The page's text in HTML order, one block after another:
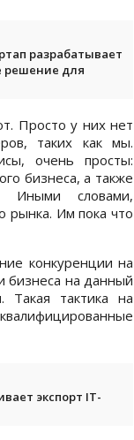
разрабатывает
решение для
Просто у них нет
таких как мы.
очень просты:
бизнеса, а также
Иными словами,
рынка. Им пока что
конкуренции на
бизнеса на данный
Такая тактика на
экспорт IT-